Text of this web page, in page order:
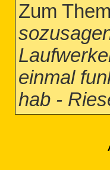
Zum
einmal
hab -